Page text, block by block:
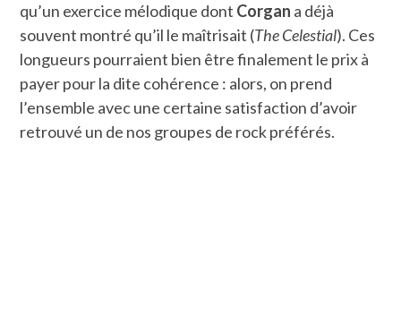
qu’un exercice mélodique dont Corgan a déjà
souvent montré qu’il le maîtrisait (The Celestial). Ces
longueurs pourraient bien être finalement le prix à
payer pour la dite cohérence : alors, on prend
l’ensemble avec une certaine satisfaction d’avoir
retrouvé un de nos groupes de rock préférés.